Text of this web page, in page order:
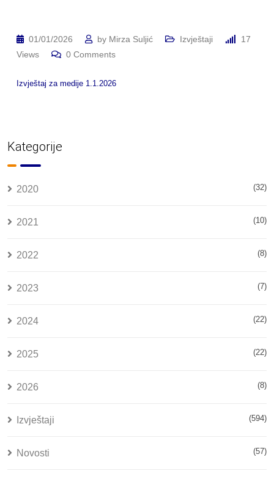
01/01/2026 by Mirza Suljić Izvještaji
17
Views
0 Comments
Izvještaj za medije 1.1.2026
Kategorije
2020 (32)
2021 (10)
2022 (8)
2023 (7)
2024 (22)
2025 (22)
2026 (8)
Izvještaji (594)
Novosti (57)